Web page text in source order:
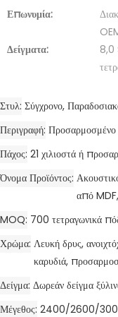
Επωνυμία:
Δείγματα:
8,0
Στυλ Σύγχρονο,
Περιγραφή
Πάχος 21 χιλιοστά ή
Όνομα Προϊόντος
από
MOQ 700 τετραγωνικά
Χρώμα Λευκή δρυς,
καρυδιά,
Δείγμα Δωρεάν δείγμα
Μέγεθος 2400/2600/